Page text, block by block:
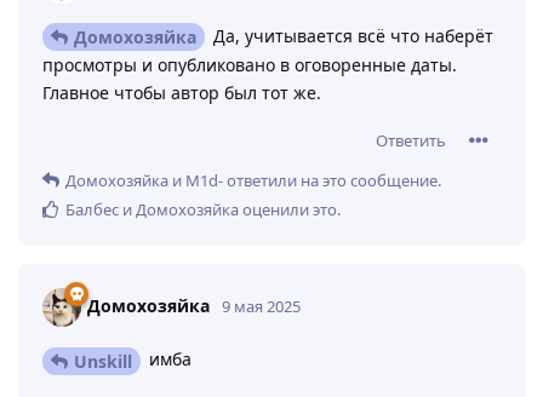
Домохозяйка
Да, учитывается всё что наберёт
просмотры и опубликовано в оговоренные даты.
Главное чтобы автор был тот же.
Ответить
Домохозяйка и M1d-ответили на это сообщение.
Балбес иДомохозяйкаоценили это.
Домохозяйка 9 мая 2025
Unskill имба